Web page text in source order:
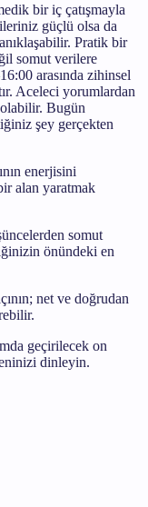
bir iç çatışmayla
güçlü olsa da
Pratik bir
somut verilere
arasında zihinsel
Aceleci yorumlardan
olabilir. Bugün
şey gerçekten
enerjisini
alan yaratmak
somut
önündeki en
net ve doğrudan
geçirilecek on
dinleyin.